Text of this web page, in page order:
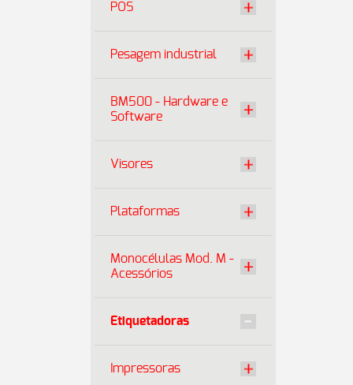
POS
Pesagem industrial
BM500 - Hardware e
Software
Visores
Plataformas
Monocélulas Mod. M -
Acessórios
Etiquetadoras
Impressoras